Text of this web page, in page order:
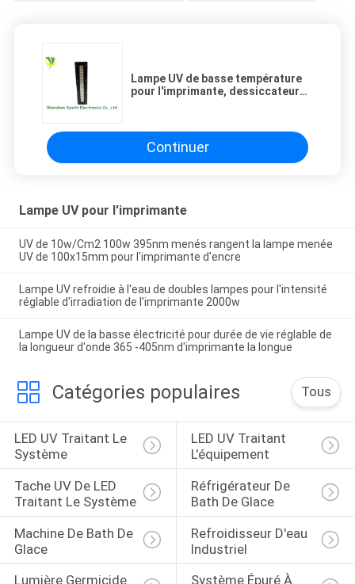
Lampe UV de basse température
pour l'imprimante, dessiccateur
Continuer
Lampe UV pour l'imprimante
UV de 10w/Cm2 100w 395nm menés rangent la lampe menée
UV de 100x15mm pour l'imprimante d'encre
Lampe UV refroidie à l'eau de doubles lampes pour l'intensité
réglable d'irradiation de l'imprimante 2000w
Lampe UV de la basse électricité pour durée de vie réglable de
la longueur d'onde 365 -405nm d'imprimante la longue
Catégories populaires Tous
LED UV Traitant Le
Système
LED UV Traitant
L'équipement
Tache UV De LED
Traitant Le Système
Réfrigérateur De
Bath De Glace
Machine De Bath De
Glace
Refroidisseur D'eau
Industriel
Lumière Germicide
Système Épuré À